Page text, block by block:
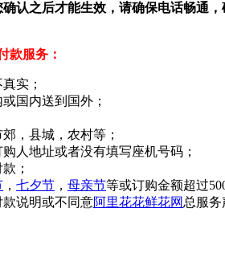
认之后才能生效，请确保电话畅通
款服务：
实；
国内送到国外；
，县城，农村等；
人地址或者没有填写座机号码；
；
， 七夕节 ， 母亲节等或订购金额超过
款说明或不同意阿里花花鲜花网 总服务